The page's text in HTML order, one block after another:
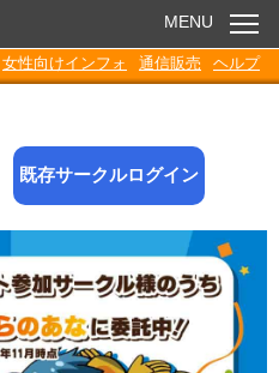
お知らせ
電子書籍
Q&A
各種ダウンロード
MENU
女性向けインフォ 通信販売 ヘルプ
既存サークルログイン